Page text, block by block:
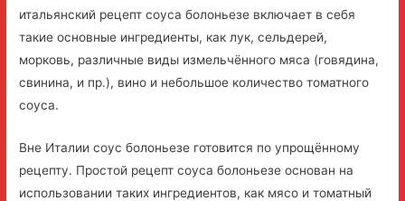
итальянский рецепт соуса болоньезе включает в себя
такие основные ингредиенты, как лук, сельдерей,
морковь, различные виды измельчённого мяса (говядина,
свинина, и пр.), вино и небольшое количество томатного
соуса.
Вне Италии соус болоньезе готовится по упрощённому
рецепту. Простой рецепт соуса болоньезе основан на
использовании таких ингредиентов, как мясо и томатный